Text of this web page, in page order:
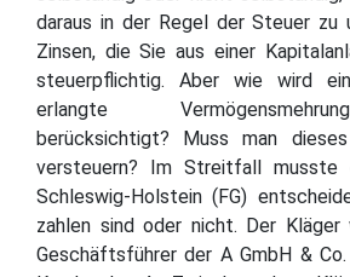
daraus in der Regel der Steuer zu
Zinsen, die Sie aus einer
steuerpflichtig. Aber wie wird
erlangte
berücksichtigt? Muss man
versteuern? Im Streitfall musste
Schleswig-Holstein (FG)
zahlen sind oder nicht. Der
Geschäftsführer der A GmbH &